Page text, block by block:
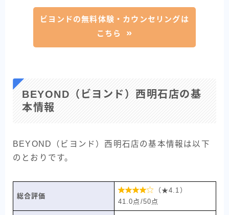
ビヨンドの無料体験・カウンセリングは
こちら
BEYOND（ビヨンド）西明石店の基
本情報
BEYOND（ビヨンド）西明石店の基本情報は以下
のとおりです。
総合評価

（★4.1）
41.0点/50点